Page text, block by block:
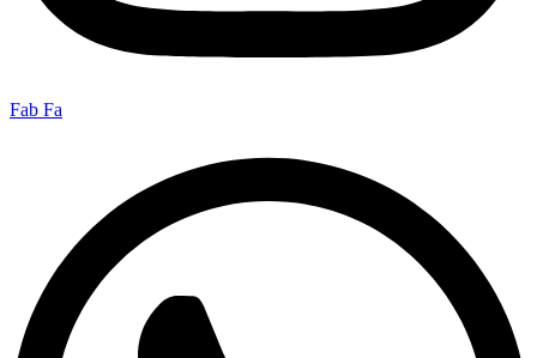
Fab Fa